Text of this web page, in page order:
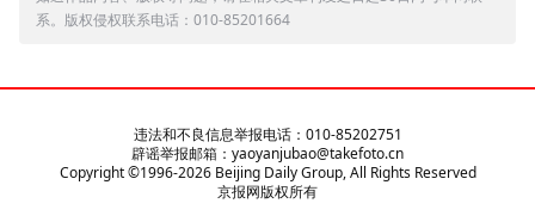
系。版权侵权联系电话：010-85201664
违法和不良信息举报电话：010-85202751
辟谣举报邮箱：yaoyanjubao@takefoto.cn
Copyright ©1996-2026Beijing Daily Group, All Rights Reserved
京报网版权所有